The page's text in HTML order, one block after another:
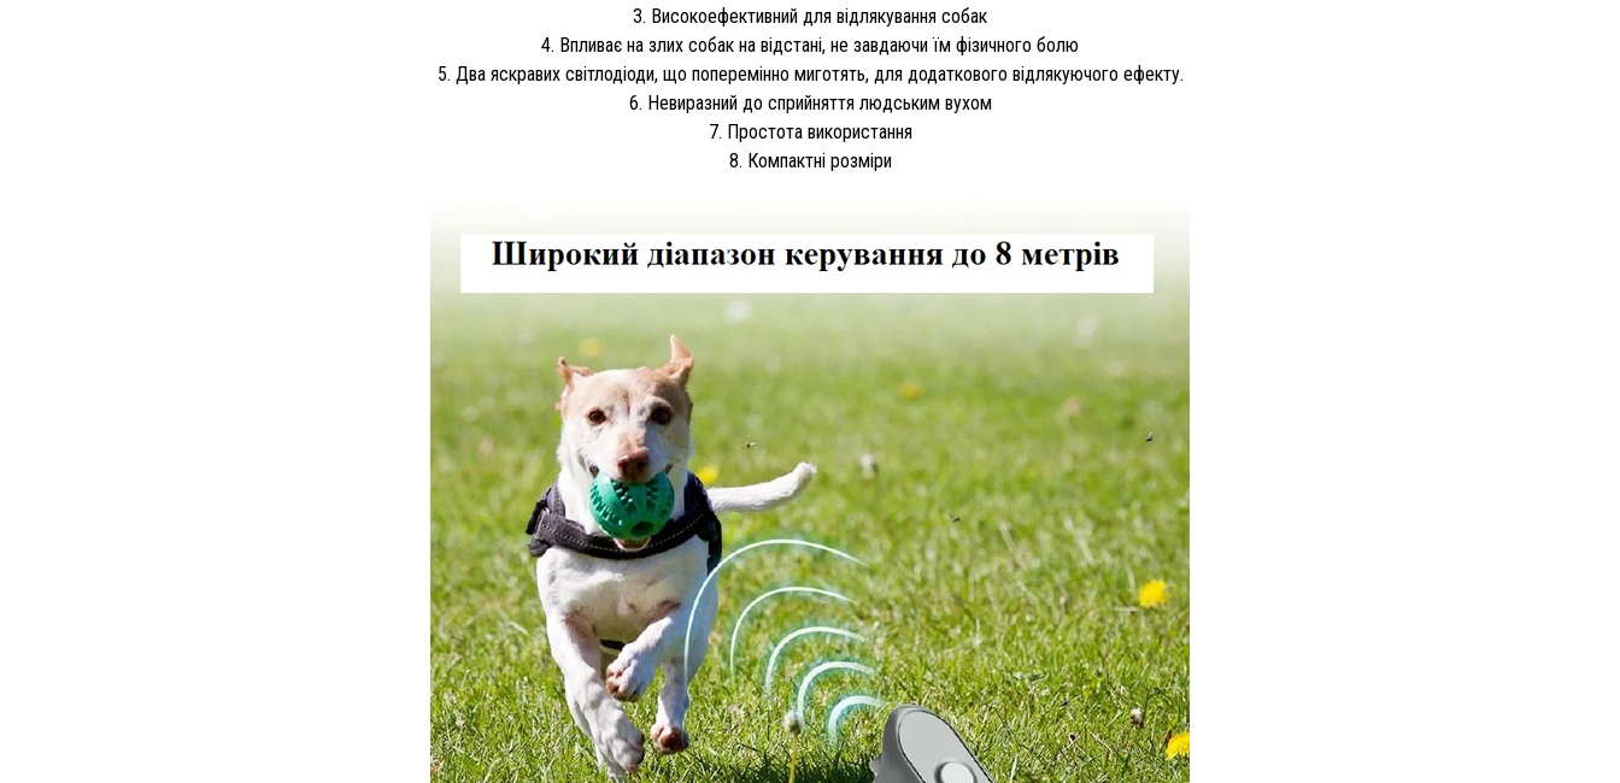
3. Високоефективний для відлякування собак
4. Впливає на злих собак на відстані, не завдаючи їм фізичного болю
5. Два яскравих світлодіоди, що поперемінно миготять, для додаткового відлякуючого ефекту.
6. Невиразний до сприйняття людським вухом
7. Простота використання
8. Компактні розміри